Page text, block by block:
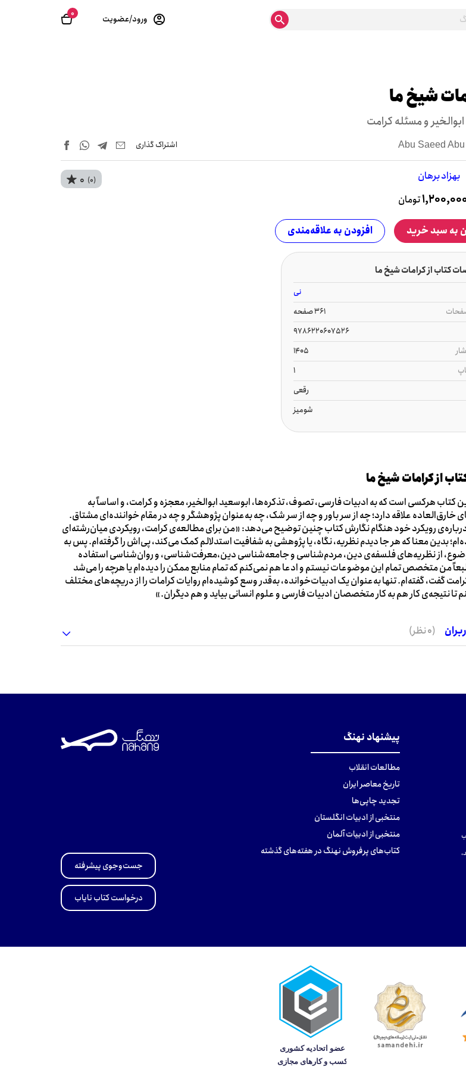
0 ورود/عضویت
شیخ ما
و مسئله کرامت‏‫
Abu Saeed اشتراک‌ گذاری
بهزاد برهان 0 (0)
تومان
به سبد خرید افزودن به علاقه‌مندی
کتاب از کرامات شیخ ما
نی
361 صفحه
9786220607526
1405
1
رقعی
شومیز
از کرامات شیخ ما
کتاب هرکسی است که به ادبیات فارسی، تصوف، تذکره‌ها، ابوسعید ابوالخیر، معجزه و کرامت، و اساساً به
خارق‌العاده علاقه دارد؛ چه از سر باور و چه از سر شک، چه به‌عنوان پژوهشگر و چه در مقام خواننده‌ای مشتاق.
رویکرد خود هنگام نگارش کتاب چنین توضیح می‌دهد:‌ «من برای مطالعه‌ی کرامت، رویکردی میان‌رشته‌ای
بدین ‌معنا که هر جا دیدم نظریه‌، نگاه، یا پژوهشی به شفافیت استدلالم کمک می‌کند، پی‌اش را گرفته‌ام. پس به
از نظریه‌های فلسفه‌ی دین، مردم‌شناسی و جامعه‌شناسی دین،‌معرفت‌شناسی، و روان‌شناسی استفاده
من متخصص تمام این موضوعات نیستم و ادعا هم نمی‌کنم که تمام منابع ممکن را دیده‌ام یا هرچه را می‌شد
گفت، گفته‌ام. تنها به‌عنوان یک ادبیات‌خوانده، به‌قدر وسع کوشیده‌ام روایات کرامات را از دریچه‌های مختلف
تا نتیجه‌ی کار هم به کار متخصصان ادبیات فارسی و علوم انسانی بیاید و هم دیگران.»
(0 نظر)
پیشنهاد نهنگ
مطالعات انقلاب
تاریخ معاصر ایران
تجدید چاپی‌ها
منتخبی از ادبیات انگلستان
منتخبی از ادبیات آلمان
کتاب‌های پرفروش نهنگ در هفته‌های گذشته
جست‌وجوی پیشرفته
درخواست کتاب نایاب